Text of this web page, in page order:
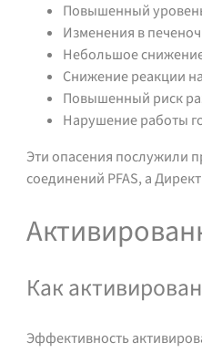
Повышенный
Изменения в
Небольшое
Снижение реакции
Повышенный риск
Нарушение работы
Эти опасения послужили
соединений PFAS, а
Как
Эффективность